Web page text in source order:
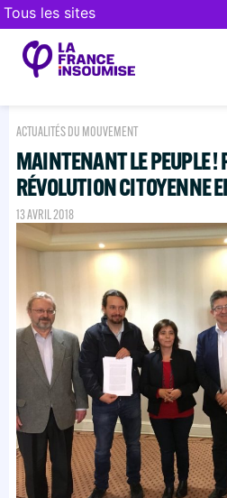
Tous les sites
ACTUALITÉS DU MOUVEMENT
MAINTENANT LE PEUPLE !
RÉVOLUTION CITOYENNE
13 AVRIL 2018